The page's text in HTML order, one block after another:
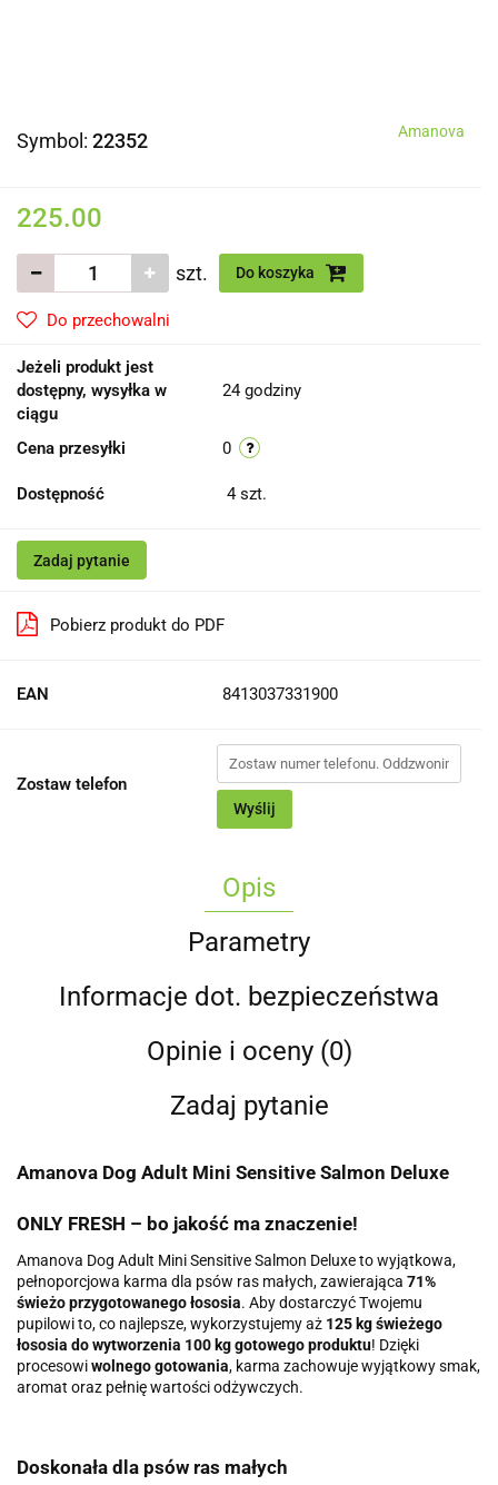
Symbol: 22352 Amanova
225.00
szt. Do koszyka
Do przechowalni
Jeżeli produkt jest
dostępny, wysyłka w
ciągu
24 godziny
Cena przesyłki 0
Dostępność 4 szt.
Zadaj pytanie
Pobierz produkt do PDF
EAN 8413037331900
Zostaw telefon
Wyślij
Opis
Parametry
Informacje dot. bezpieczeństwa
Opinie i oceny (0)
Zadaj pytanie
Amanova Dog Adult Mini Sensitive Salmon Deluxe
ONLY FRESH – bo jakość ma znaczenie!
Amanova Dog Adult Mini Sensitive Salmon Deluxe to wyjątkowa,
pełnoporcjowa karma dla psów ras małych, zawierająca 71%
świeżo przygotowanego łososia. Aby dostarczyć Twojemu
pupilowi to, co najlepsze, wykorzystujemy aż 125 kg świeżego
łososia do wytworzenia 100 kg gotowego produktu! Dzięki
procesowiwolnego gotowania, karma zachowuje wyjątkowy smak,
aromat oraz pełnię wartości odżywczych.
Doskonała dla psów ras małych